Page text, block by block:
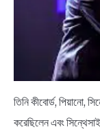
তিনি কীবোর্ড, পিয়ানো,
করেছিলেন এবং